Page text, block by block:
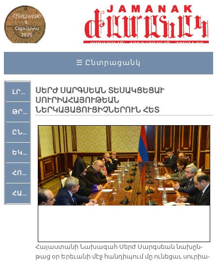
Հինգշաբթի
6,
Օգոստոս
2026
☰ Ընտրացանկ
ԼՐԱՀՈՍ
ԹՐՔԱՀԱՅ ԿԵԱՆՔ
ԸՆԿԵՐԱՄՇԱԿՈՒԹԱՅԻՆ
ԵԿԵՂԵՑԱԿԱՆ
ՀՈԳԵՄՏԱՒՈՐ
ՀԱՐԹԱԿ
ՍԵՐԺ ՍԱՐԳՍԵԱՆ ՏԵՍԱԿՑԵՑԱՒ
ՍՈՒՐԻԱՀԱՅՈՒԹԵԱՆ
ՆԵՐԿԱՅԱՑՈՒՑԻՉՆԵՐՈՒՆ ՀԵՏ
Հա­յաս­տա­նի Նա­խա­գահ Սերժ Սարգսեան նա­խըն­
թաց օր Ե­րե­ւա­նի մէջ հան­դի­պում մը ու­նե­ցաւ սու­րիա­